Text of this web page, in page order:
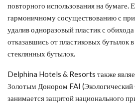
повторного использования на бумаге.
гармоничному сосуществованию с
удалив одноразовый пластик с
отказавшись от пластиковых бутылок
стеклянных бутылок.
Delphina Hotels & Resorts также
Золотым Донором FAI
занимается защитой национального